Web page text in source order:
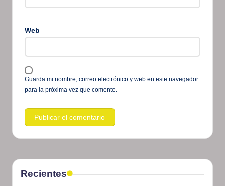
Web
Guarda mi nombre, correo electrónico y web en este navegador
para la próxima vez que comente.
Recientes